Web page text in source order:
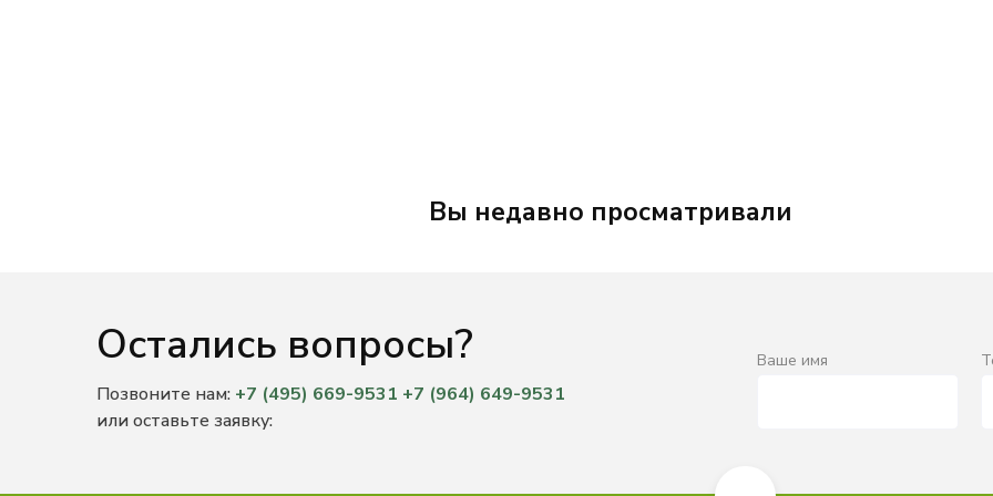
Вы недавно просматривали
Остались вопросы?
Позвоните нам: +7 (495) 669-9531 +7 (964) 649-9531
или оставьте заявку:
Ваше имя